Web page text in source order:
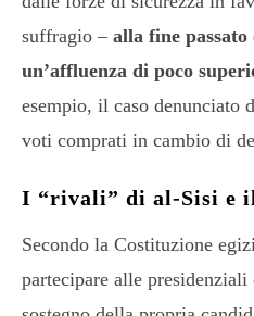
suffragio – alla fine
un’affluenza di poco
esempio, il caso denunciato
voti comprati in cambio di
I “rivali” di al-Sisi e il
Secondo la Costituzione
partecipare alle presidenziali